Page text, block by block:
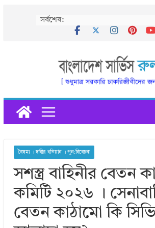
সর্বশেষ:
বৈষম্য । দাবীর খতিয়ান । পুন:বিবেচনা
সশস্ত্র বাহিনীর বেতন
কমিটি ২০২৬ ।
বেতন কাঠামো কি